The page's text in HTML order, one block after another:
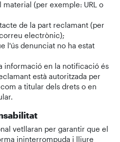
(per exemple: URL o
de la part reclamant (per
electrònic);
l'ús denunciat no ha estat
informació en la notificació és
està autoritzada per
a titular dels drets o en
vetllaran per garantir que el
ininterrompuda i lliure